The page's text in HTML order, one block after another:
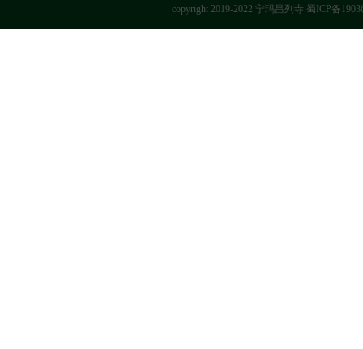
copyright 2019-2022 宁玛昌列寺 蜀ICP备